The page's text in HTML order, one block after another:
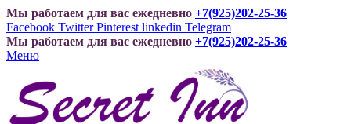
Мы работаем для вас ежедневно +7(925)202-25-36
Facebook Twitter Pinterest linkedin Telegram
Мы работаем для вас ежедневно +7(925)202-25-36
Меню